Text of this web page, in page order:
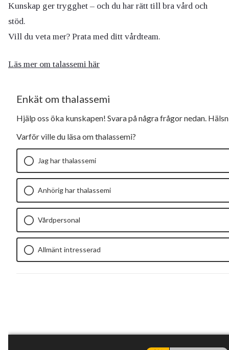
Kunskap ger trygghet – och du har rätt till bra vård och
stöd.
Vill du veta mer? Prata med ditt vårdteam.
Läs mer om talassemi här